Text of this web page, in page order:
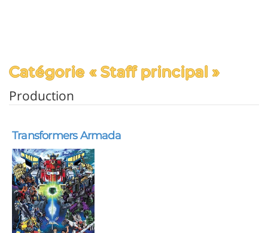
Catégorie « Staff principal »
Production
Transformers Armada